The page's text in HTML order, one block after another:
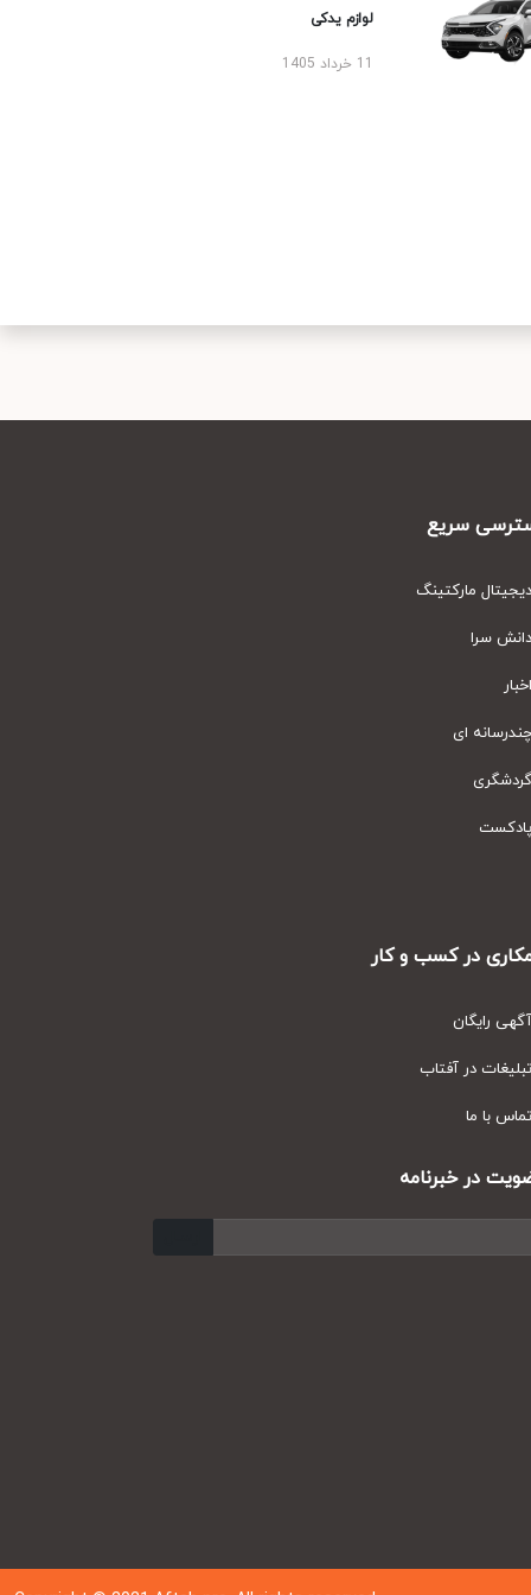
لوازم یدکی
سریع
مارکتینگ
سرا
ای
در کسب و کار
رایگان
در آفتاب
با ما
در خبرنامه